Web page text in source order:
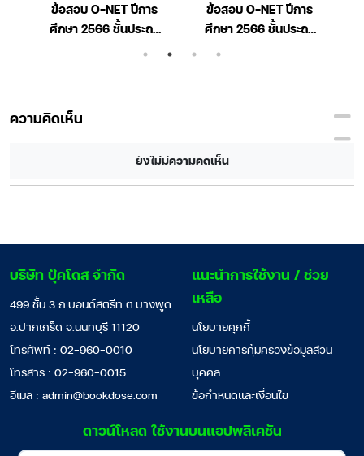
ข้อสอบ O-NET ปีการ
ศึกษา 2566 ชั้นประถม
ข้อสอบ O-NET ปีการ
ศึกษา 2566 ชั้นประถม
ความคิดเห็น
ยังไม่มีความคิดเห็น
บริษัท บุ๊คโดส จำกัด
499 ชั้น 3 ถ.บอนด์สตรีท ต.บางพูด
อ.ปากเกร็ด จ.นนทบุรี 11120
โทรศัพท์ : 02-960-0010
โทรสาร : 02-960-0015
อีเมล : admin@bookdose.com
แนะนำการใช้งาน / ช่วย
เหลือ
นโยบายคุกกี้
นโยบายการคุ้มครองข้อมูลส่วน
บุคคล
ข้อกำหนดและเงื่อนไข
ดาวน์โหลด ใช้งานบนแอปพลิเคชัน